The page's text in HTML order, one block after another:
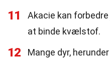
11
Akacie kan
at binde kvælstof.
12
Mange dyr,